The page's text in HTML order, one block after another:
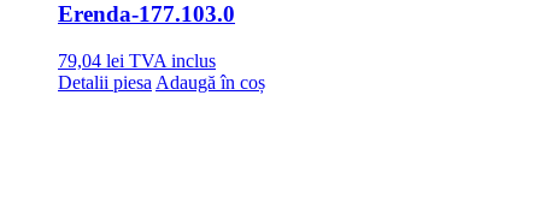
Erenda-177.103.0
79,04 lei TVA inclus
Detalii piesa Adaugă în coș